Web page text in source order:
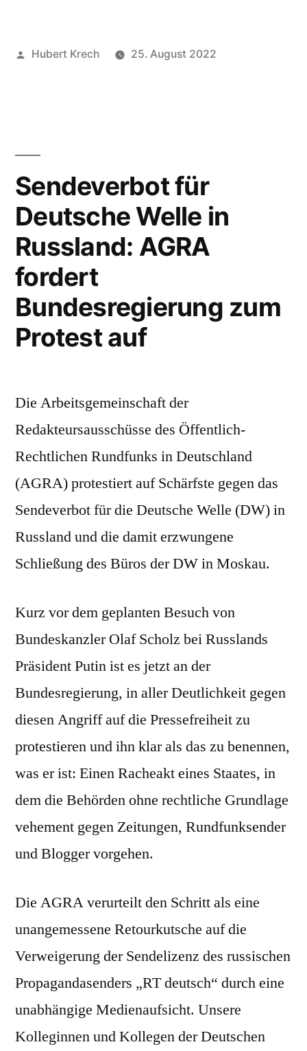
Veröffentlicht
Hubert Krech
25. August 2022
Sender!
Sendeverbot für
Deutsche Welle in
Russland: AGRA
fordert
Bundesregierung zum
Protest auf
Die Arbeitsgemeinschaft der
Redakteursausschüsse des Öffentlich-
Rechtlichen Rundfunks in Deutschland
(AGRA) protestiert auf Schärfste gegen das
Sendeverbot für die Deutsche Welle (DW) in
Russland und die damit erzwungene
Schließung des Büros der DW in Moskau.
Kurz vor dem geplanten Besuch von
Bundeskanzler Olaf Scholz bei Russlands
Präsident Putin ist es jetzt an der
Bundesregierung, in aller Deutlichkeit gegen
diesen Angriff auf die Pressefreiheit zu
protestieren und ihn klar als das zu benennen,
was er ist: Einen Racheakt eines Staates, in
dem die Behörden ohne rechtliche Grundlage
vehement gegen Zeitungen, Rundfunksender
und Blogger vorgehen.
Die AGRA verurteilt den Schritt als eine
unangemessene Retourkutsche auf die
Verweigerung der Sendelizenz des russischen
Propagandasenders „RT deutsch“ durch eine
unabhängige Medienaufsicht. Unsere
Kolleginnen und Kollegen der Deutschen